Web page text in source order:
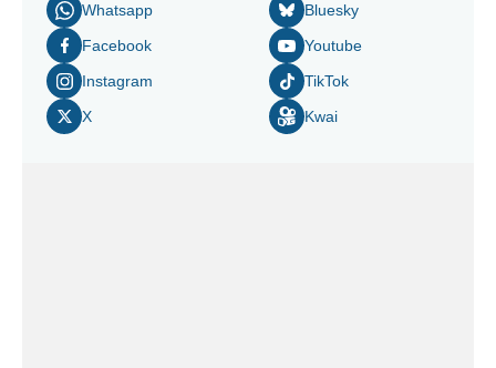
Whatsapp
Facebook
Instagram
X
Bluesky
Youtube
TikTok
Kwai